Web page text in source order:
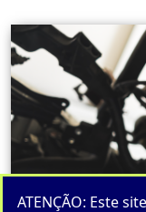
ATENÇÃO: Este